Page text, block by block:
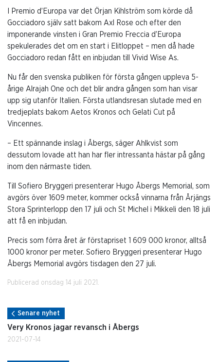
I Premio d’Europa var det Örjan Kihlström som körde då
Gocciadoro själv satt bakom Axl Rose och efter den
imponerande vinsten i Gran Premio Freccia d’Europa
spekulerades det om en start i Elitloppet – men då hade
Gocciadoro redan fått en inbjudan till Vivid Wise As.
Nu får den svenska publiken för första gången uppleva 5-
årige Alrajah One och det blir andra gången som han visar
upp sig utanför Italien. Första utlandsresan slutade med en
tredjeplats bakom Aetos Kronos och Gelati Cut på
Vincennes.
– Ett spännande inslag i Åbergs, säger Ahlkvist som
dessutom lovade att han har fler intressanta hästar på gång
inom den närmaste tiden.
Till Sofiero Bryggeri presenterar Hugo Åbergs Memorial, som
avgörs över 1609 meter, kommer också vinnarna från Årjängs
Stora Sprinterlopp den 17 juli och St Michel i Mikkeli den 18 juli
att få en inbjudan.
Precis som förra året är förstapriset 1 609 000 kronor, alltså
1000 kronor per meter. Sofiero Bryggeri presenterar Hugo
Åbergs Memorial avgörs tisdagen den 27 juli.
Publicerad onsdag 14 juli 2021.
Senare nyhet
Very Kronos jagar revansch i Åbergs
2021-07-14